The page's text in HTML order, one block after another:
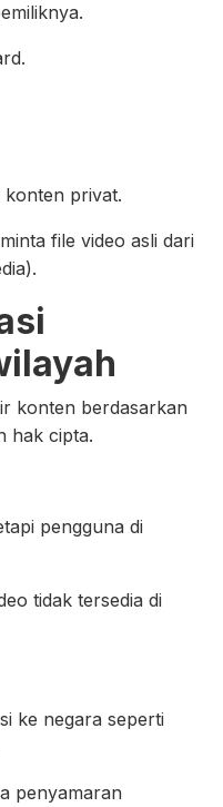
konten privat.
file video asli dari
konten berdasarkan
hak cipta.
pengguna di
tidak tersedia di
ke negara seperti
penyamaran